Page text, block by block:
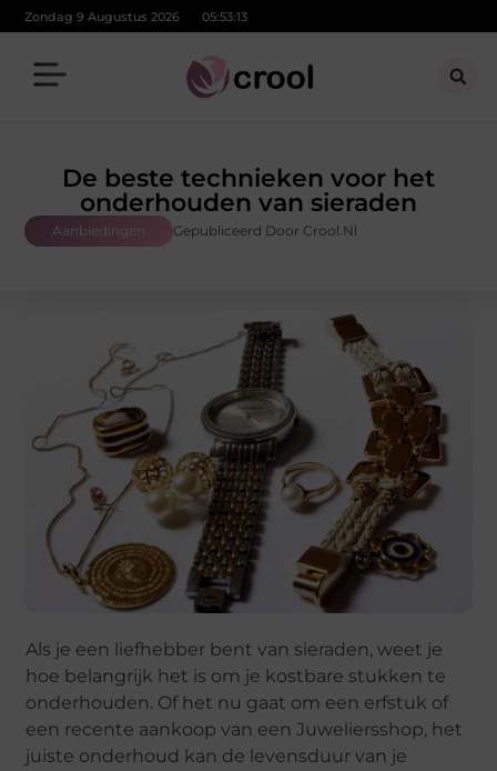
Zondag 9 Augustus 2026 05:53:14
De beste technieken voor het
onderhouden van sieraden
Aanbiedingen Gepubliceerd Door Crool.nl
Als je een liefhebber bent van sieraden, weet je
hoe belangrijk het is om je kostbare stukken te
onderhouden. Of het nu gaat om een erfstuk of
een recente aankoop van een Juweliersshop, het
juiste onderhoud kan de levensduur van je